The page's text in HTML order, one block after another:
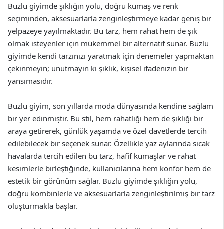
Buzlu giyimde şıklığın yolu, doğru kumaş ve renk
seçiminden, aksesuarlarla zenginleştirmeye kadar geniş bir
yelpazeye yayılmaktadır. Bu tarz, hem rahat hem de şık
olmak isteyenler için mükemmel bir alternatif sunar. Buzlu
giyimde kendi tarzınızı yaratmak için denemeler yapmaktan
çekinmeyin; unutmayın ki şıklık, kişisel ifadenizin bir
yansımasıdır.
Buzlu giyim, son yıllarda moda dünyasında kendine sağlam
bir yer edinmiştir. Bu stil, hem rahatlığı hem de şıklığı bir
araya getirerek, günlük yaşamda ve özel davetlerde tercih
edilebilecek bir seçenek sunar. Özellikle yaz aylarında sıcak
havalarda tercih edilen bu tarz, hafif kumaşlar ve rahat
kesimlerle birleştiğinde, kullanıcılarına hem konfor hem de
estetik bir görünüm sağlar. Buzlu giyimde şıklığın yolu,
doğru kombinlerle ve aksesuarlarla zenginleştirilmiş bir tarz
oluşturmakla başlar.